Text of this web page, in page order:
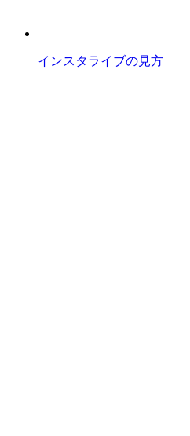
インスタライブの見方